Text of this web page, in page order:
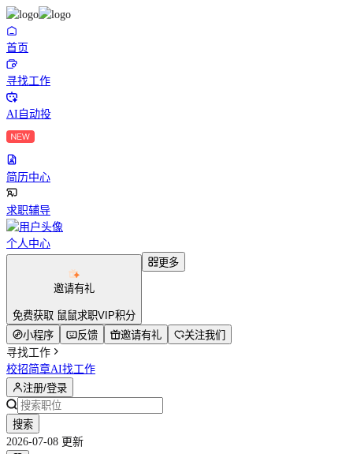
首页
寻找工作
AI自动投
简历中心
求职辅导
个人中心
邀请有礼
免费获取 鼠鼠求职VIP积分
更多
小程序 反馈 邀请有礼
关注我们
寻找工作
校招简章AI找工作
注册/登录
搜索
2026-07-08 更新